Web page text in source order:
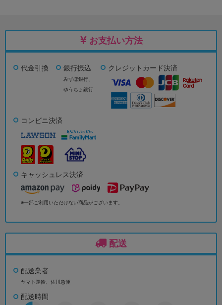
お支払い方法
代金引換 銀行振込
みずほ銀行、
ゆうちょ銀行
クレジットカード決済
コンビニ決済
キャッシュレス決済
※一部ご利用いただけない商品がございます。
配送
配送業者
ヤマト運輸、佐川急便
配送時間